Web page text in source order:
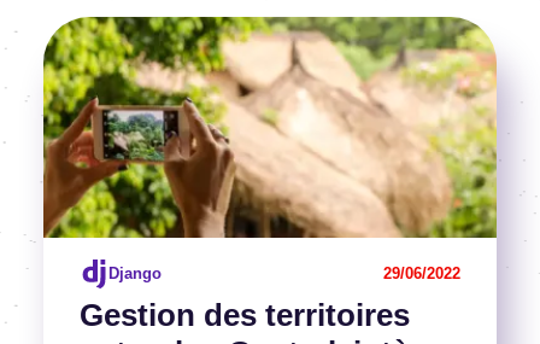
Gestion des territoires
Django 29/06/2022
Voir l'article
Image